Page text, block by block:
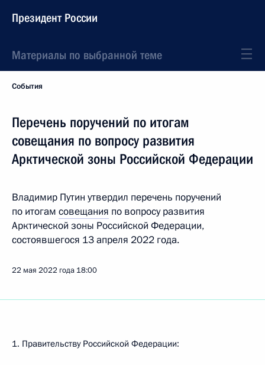
Президент России
Материалы по выбранной теме
События
Перечень поручений по итогам
совещания по вопросу развития
Арктической зоны Российской Федерации
Владимир Путин утвердил перечень поручений
по итогам совещания по вопросу развития
Арктической зоны Российской Федерации,
состоявшегося 13 апреля 2022 года.
22 мая 2022 года 18:00
1. Правительству Российской Федерации: